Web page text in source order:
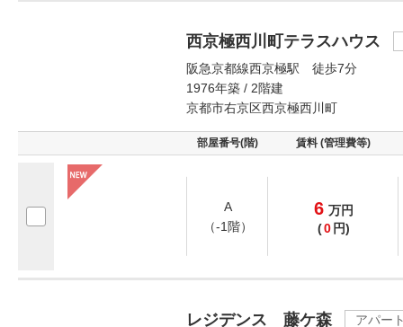
西京極西川町テラスハウス
阪急京都線西京極駅 徒歩7分
1976年築 / 2階建
京都市右京区西京極西川町
部屋番号(階) 賃料 (管理費等)
A
（-1階）
6 万円
(0 円)
レジデンス 藤ケ森 アパー